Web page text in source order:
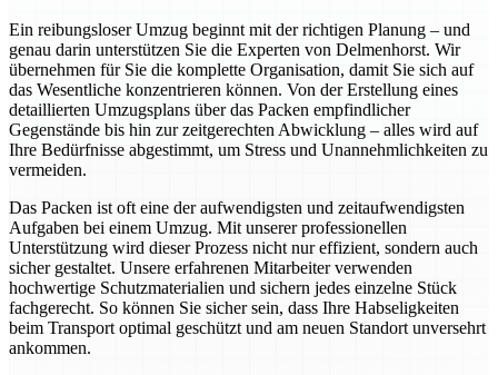
Ein reibungsloser Umzug beginnt mit der richtigen Planung – und
genau darin unterstützen Sie die Experten von Delmenhorst. Wir
übernehmen für Sie die komplette Organisation, damit Sie sich auf
das Wesentliche konzentrieren können. Von der Erstellung eines
detaillierten Umzugsplans über das Packen empfindlicher
Gegenstände bis hin zur zeitgerechten Abwicklung – alles wird auf
Ihre Bedürfnisse abgestimmt, um Stress und Unannehmlichkeiten zu
vermeiden.
Das Packen ist oft eine der aufwendigsten und zeitaufwendigsten
Aufgaben bei einem Umzug. Mit unserer professionellen
Unterstützung wird dieser Prozess nicht nur effizient, sondern auch
sicher gestaltet. Unsere erfahrenen Mitarbeiter verwenden
hochwertige Schutzmaterialien und sichern jedes einzelne Stück
fachgerecht. So können Sie sicher sein, dass Ihre Habseligkeiten
beim Transport optimal geschützt und am neuen Standort unversehrt
ankommen.